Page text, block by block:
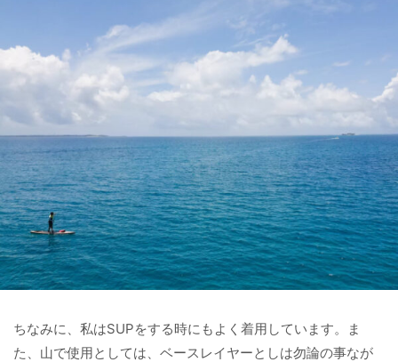
ちなみに、私はSUPをする時にもよく着用しています。ま
た、山で使用としては、ベースレイヤーとしは勿論の事なが